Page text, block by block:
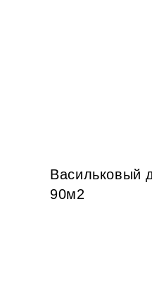
Васильковый
90м2